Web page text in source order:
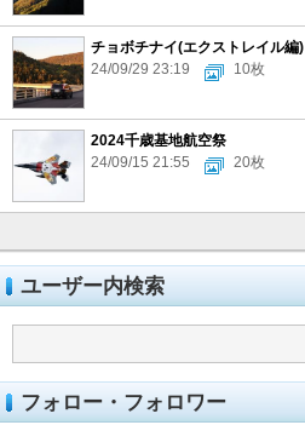
チョボチナイ(エクストレイル編)
24/09/29 23:19
10枚
2024千歳基地航空祭
24/09/15 21:55
20枚
ユーザー内検索
フォロー・フォロワー